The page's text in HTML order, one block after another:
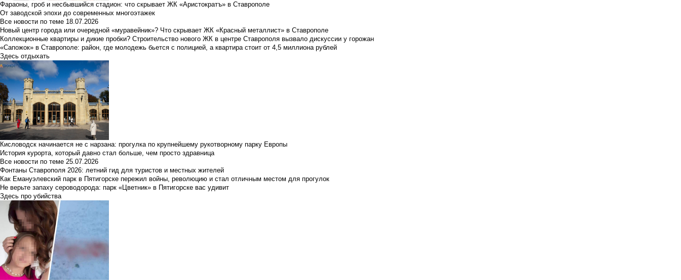
Фараоны, гроб и несбывшийся стадион: что скрывает ЖК «Аристократъ» в Ставрополе
От заводской эпохи до современных многоэтажек
Все новости по теме 18.07.2026
Новый центр города или очередной «муравейник»? Что скрывает ЖК «Красный металлист» в Ставрополе
Коллекционные квартиры и дикие пробки? Строительство нового ЖК в центре Ставрополя вызвало дискуссии у горожан
«Сапожок» в Ставрополе: район, где молодежь бьется с полицией, а квартира стоит от 4,5 миллиона рублей
Здесь отдыхать
Кисловодск начинается не с нарзана: прогулка по крупнейшему рукотворному парку Европы
История курорта, который давно стал больше, чем просто здравница
Все новости по теме 25.07.2026
Фонтаны Ставрополя 2026: летний гид для туристов и местных жителей
Как Емануэлевский парк в Пятигорске пережил войны, революцию и стал отличным местом для прогулок
Не верьте запаху сероводорода: парк «Цветник» в Пятигорске вас удивит
Здесь про убийства